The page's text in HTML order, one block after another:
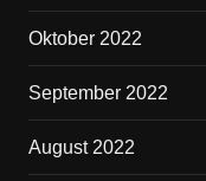
Oktober 2022
September 2022
August 2022